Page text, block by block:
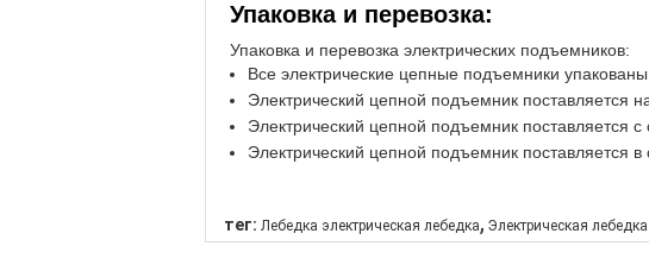
Упаковка и перевозка:
Упаковка и перевозка электрических подъемников:
Все электрические цепные подъемники
Электрический цепной подъемник поставляется
Электрический цепной подъемник поставляется
Электрический цепной подъемник поставляется в
тег: Лебедка электрическая лебедка, Электрическая